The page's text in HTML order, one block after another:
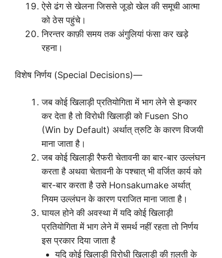
ऐसे ढंग से खेलना जिससे जूडो खेल की समूची आत्मा
को ठेस पहुंचे।
निरन्तर काफ़ी समय तक अंगुलियां फंसा कर खड़े
रहना।
विशेष निर्णय (Special Decisions)—
जब कोई खिलाड़ी प्रतियोगिता में भाग लेने से इन्कार
कर देता है तो विरोधी खिलाड़ी को Fusen Sho
(Win by Default) अर्थात् त्रुटि के कारण विजयी
माना जाता है।
जब कोई खिलाड़ी रैफरी चेतावनी का बार-बार उल्लंघन
करता है अथवा चेतावनी के पश्चात् भी वर्जित कार्य को
बार-बार करता है उसे Honsakumake अर्थात्
नियम उल्लंघन के कारण पराजित माना जाता है।
घायल होने की अवस्था में यदि कोई खिलाड़ी
प्रतियोगिता में भाग लेने में समर्थ नहीं रहता तो निर्णय
इस प्रकार दिया जाता है
यदि कोई खिलाड़ी विरोधी खिलाड़ी की ग़लती के